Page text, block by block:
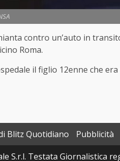
contro un’auto in
Roma.
il figlio 12enne che
Blitz Quotidiano Pubblicità
S.r.l. Testata Giornalistica